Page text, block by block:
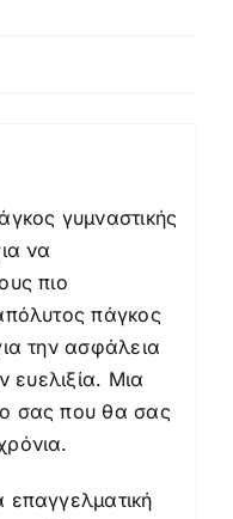
γυμναστικής
να
πιο
πάγκος
την ασφάλεια
ευελιξία. Μια
σας που θα σας
επαγγελματική